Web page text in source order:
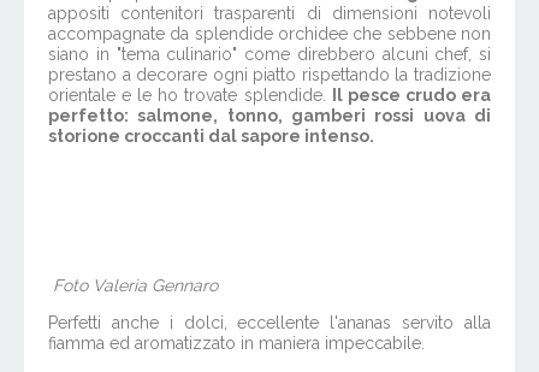
appositi contenitori trasparenti di dimensioni notevoli
accompagnate da splendide orchidee che sebbene non
siano in "tema culinario" come direbbero alcuni chef, si
prestano a decorare ogni piatto rispettando la tradizione
orientale e le ho trovate splendide.
Il pesce crudo era
perfetto: salmone, tonno, gamberi rossi uova di
storione croccanti dal sapore intenso.
Foto Valeria Gennaro
Perfetti anche i dolci, eccellente l'ananas servito alla
fiamma ed aromatizzato in maniera impeccabile.